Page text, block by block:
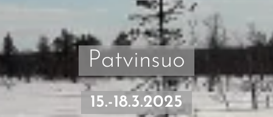
Patvinsuo
15.-18.3.2025